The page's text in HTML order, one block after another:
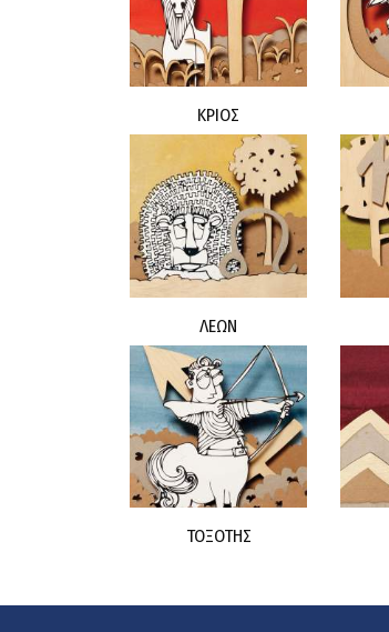
ΚΡΙΟΣ
ΛΕΩΝ
ΤΟΞΟΤΗΣ